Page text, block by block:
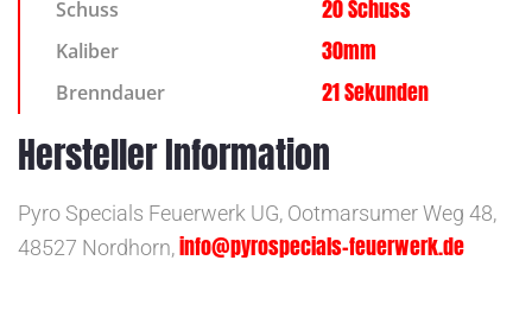
Schuss 20 Schuss
Kaliber 30mm
Brenndauer 21 Sekunden
Hersteller Information
Pyro Specials Feuerwerk UG, Ootmarsumer Weg 48,
48527 Nordhorn,info@pyrospecials-feuerwerk.de